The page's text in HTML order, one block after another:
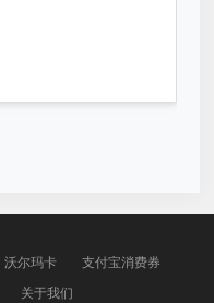
沃尔玛卡
支付宝消费券
关于我们